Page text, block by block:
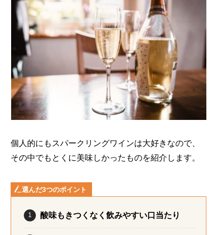
個人的にもスパークリングワインは大好きなので、
その中でもとくに美味しかったものを紹介します。
選んだ3つのポイント
酸味もきつくなく飲みやすい口当たり